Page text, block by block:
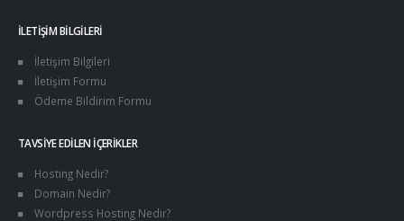
İLETIŞIM BILGILERI
İletişim Bilgileri
İletişim Formu
Ödeme Bildirim Formu
TAVSIYE EDILEN İÇERIKLER
Hosting Nedir?
Domain Nedir?
Wordpress Hosting Nedir?